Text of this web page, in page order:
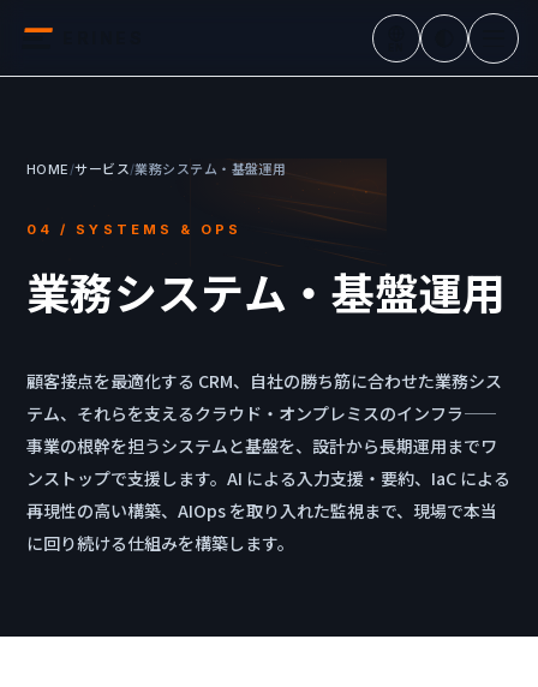
HOME/サービス/業務システム・基盤運用
04 / SYSTEMS & OPS
業務システム・基盤運用
顧客接点を最適化する CRM、自社の勝ち筋に合わせた業務シス
テム、それらを支えるクラウド・オンプレミスのインフラ——
事業の根幹を担うシステムと基盤を、設計から長期運用までワ
ンストップで支援します。AI による入力支援・要約、IaC による
再現性の高い構築、AIOps を取り入れた監視まで、現場で本当
に回り続ける仕組みを構築します。